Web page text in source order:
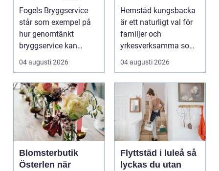
året runt
Fogels Bryggservice
står som exempel på
hur genomtänkt
bryggservice kan
förvan...
04 augusti 2026
en lugnare vardag
Hemstäd kungsbacka
är ett naturligt val för
familjer och
yrkesverksamma som
vill ha ett rent hem
04 augusti 2026
Blomsterbutik
Österlen när
Flyttstäd i luleå så
lyckas du utan